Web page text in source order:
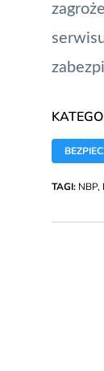
TAGI: NBP,